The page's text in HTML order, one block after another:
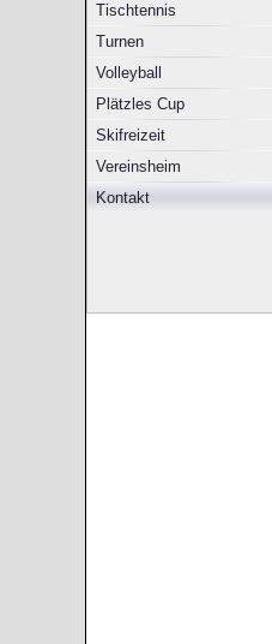
Tischtennis
Turnen
Volleyball
Plätzles Cup
Skifreizeit
Vereinsheim
Kontakt